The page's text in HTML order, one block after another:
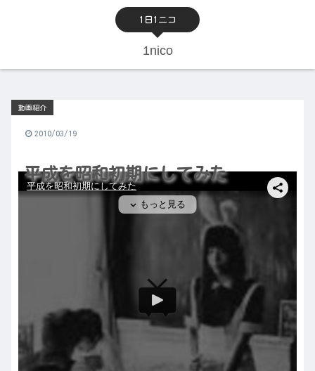
1日1ニコ
1nico
平成を昭和初期にしてみた
動画紹介
2010/03/19